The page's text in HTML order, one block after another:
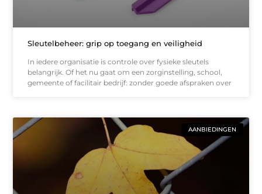
Sleutelbeheer: grip op toegang en veiligheid
In iedere organisatie is controle over fysieke sleutels
belangrijk. Of het nu gaat om een zorginstelling, school,
gemeente of facilitair bedrijf: zonder goede afspraken over
AANBIEDINGEN